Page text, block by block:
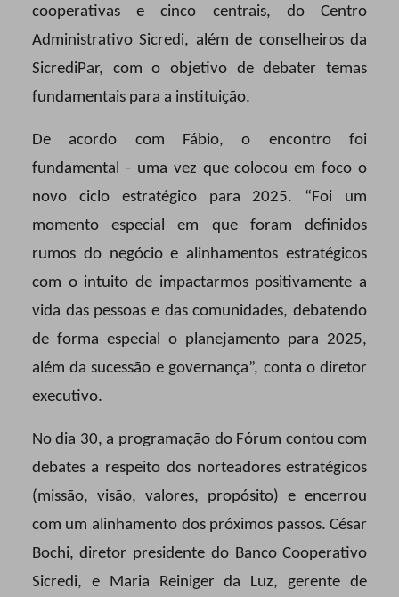
cooperativas e cinco centrais, do Centro
Administrativo Sicredi, além de conselheiros da
SicrediPar, com o objetivo de debater temas
fundamentais para a instituição.
De acordo com Fábio, o encontro foi
fundamental - uma vez que colocou em foco o
novo ciclo estratégico para 2025. “Foi um
momento especial em que foram definidos
rumos do negócio e alinhamentos estratégicos
com o intuito de impactarmos positivamente a
vida das pessoas e das comunidades, debatendo
de forma especial o planejamento para 2025,
além da sucessão e governança”, conta o diretor
executivo.
No dia 30, a programação do Fórum contou com
debates a respeito dos norteadores estratégicos
(missão, visão, valores, propósito) e encerrou
com um alinhamento dos próximos passos. César
Bochi, diretor presidente do Banco Cooperativo
Sicredi, e Maria Reiniger da Luz, gerente de